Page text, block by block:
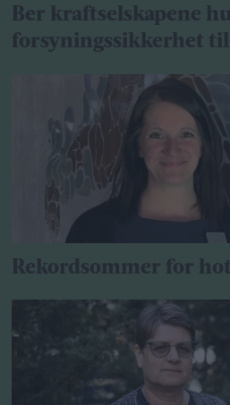
Ber kraftselskapene
forsyningssikkerhet
Rekordsommer for